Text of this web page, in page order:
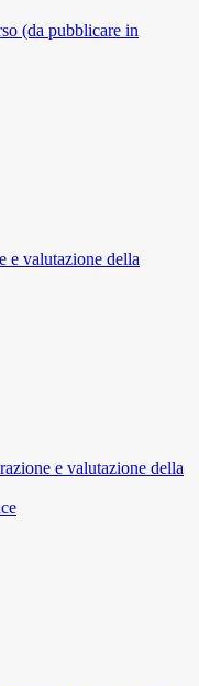
(da pubblicare in
e valutazione della
e valutazione della